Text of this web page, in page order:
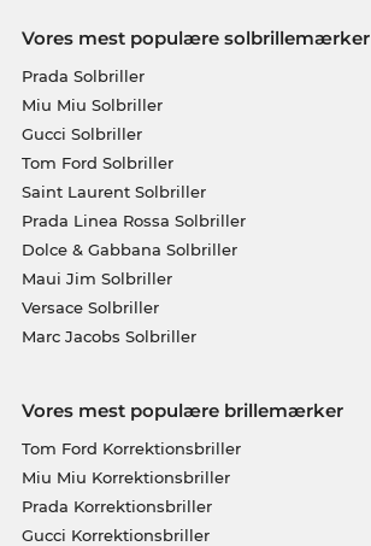
Vores mest populære solbrillemærker
Prada Solbriller
Miu Miu Solbriller
Gucci Solbriller
Tom Ford Solbriller
Saint Laurent Solbriller
Prada Linea Rossa Solbriller
Dolce & Gabbana Solbriller
Maui Jim Solbriller
Versace Solbriller
Marc Jacobs Solbriller
Vores mest populære brillemærker
Tom Ford Korrektionsbriller
Miu Miu Korrektionsbriller
Prada Korrektionsbriller
Gucci Korrektionsbriller